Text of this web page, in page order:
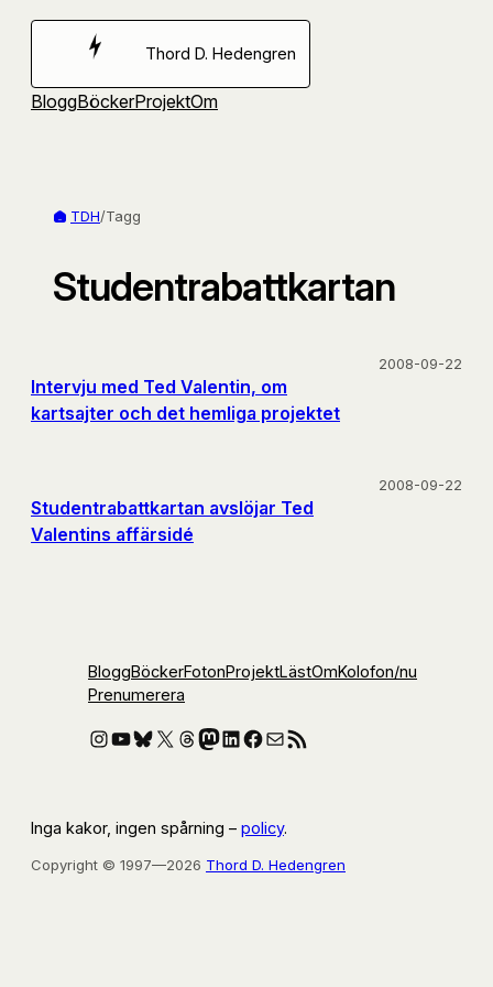
Hoppa
Thord D. Hedengren
BloggBöckerProjektOm
TDH/Tagg
Studentrabattkartan
Intervju med Ted Valentin, om
kartsajter och det hemliga projektet
2008-09-22
Studentrabattkartan avslöjar Ted
Valentins affärsidé
2008-09-22
BloggBöckerFotonProjektLästOmKolofon/nu
Prenumerera
Instagram
YouTube
Bluesky
X Threads
Mastodon
LinkedIn
Facebook
E-postRSS-flöde
Inga kakor, ingen spårning – policy.
Copyright © 1997—2026 Thord D. Hedengren